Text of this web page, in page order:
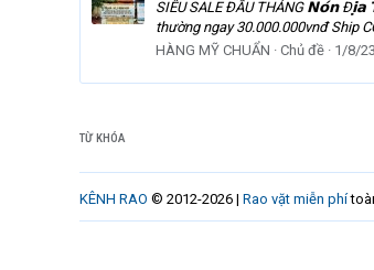
SIÊU SALE ĐẦU THÁNG 𝗡𝗼́𝗻
thường ngay 30.000.000vnđ Ship
HÀNG MỸ CHUẨN
Chủ đề 1/8/23
TỪ KHÓA
KÊNH RAO © 2012-2026 | Rao vặt miễn phí